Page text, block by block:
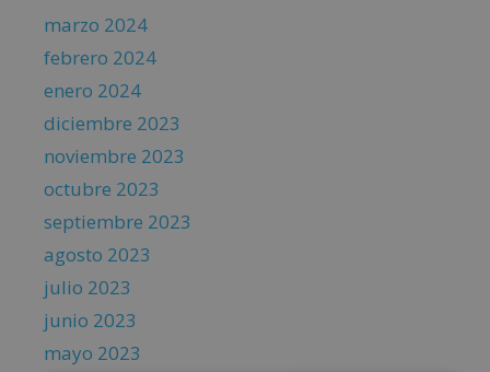
marzo 2024
febrero 2024
enero 2024
diciembre 2023
noviembre 2023
octubre 2023
septiembre 2023
agosto 2023
julio 2023
junio 2023
mayo 2023